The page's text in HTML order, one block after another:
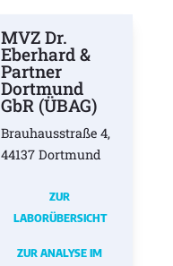
MVZ Dr.
Eberhard &
Partner
Dortmund
GbR (ÜBAG)
Brauhausstraße 4,
44137 Dortmund
ZUR
LABORÜBERSICHT
ZUR ANALYSE IM